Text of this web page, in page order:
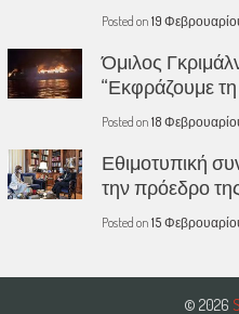
Posted on 19
Όμιλος
“Εκφράζουμε
Posted on 18
Εθιμοτυπική
την πρόεδρο
Posted on 15
© 2026